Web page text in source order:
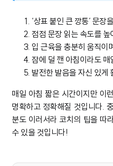
‘상표 붙인 큰 깡통’ 문장
점점 문장 읽는 속도를 높
입 근육을 충분히 움직이
잠에 덜 깬 아침이라도
발전한 발음을 자신 있게
매일 아침 짧은 시간이지만 이
명확하고 정확해질 것입니다.
분도 이러서라 코치의 팁을 따
수 있을 것입니다!